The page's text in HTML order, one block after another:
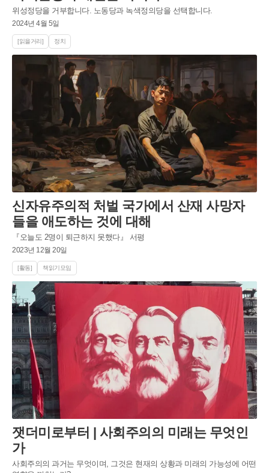
위성정당을 거부합니다. 노동당과 녹색정의당을 선택합니다.
2024년 4월 5일
[읽을거리] 정치
신자유주의적 처벌 국가에서 산재 사망자
들을 애도하는 것에 대해
『오늘도 2명이 퇴근하지 못했다』 서평
2023년 12월 20일
[활동] 책읽기모임
잿더미로부터 | 사회주의의 미래는 무엇인
가
사회주의의 과거는 무엇이며, 그것은 현재의 상황과 미래의 가능성에 어떤